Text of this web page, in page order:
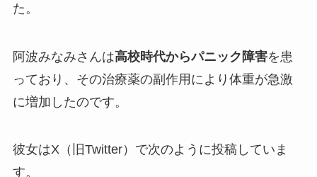
た。
阿波みなみさんは高校時代からパニック障害を患
っており、その治療薬の副作用により体重が急激
に増加したのです。
彼女はX（旧Twitter）で次のように投稿していま
す。